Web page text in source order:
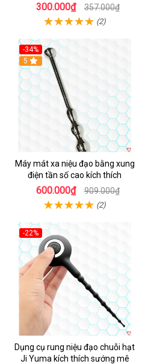
300.000₫ 357.000₫
(2)
-34%
Hot
5
Máy mát xa niệu đạo bằng xung
điện tần số cao kích thích
600.000₫ 909.000₫
(2)
-22%
Hot
Dụng cụ rung niệu đạo chuỗi hạt
Ji Yuma kích thích sướng mê